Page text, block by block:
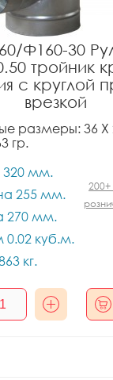
Ф160-30
тройник
с круглой
врезкой
размеры: 36 X
гр.
320 мм.
255 мм.
270 мм.
куб.м.
кг.
200+